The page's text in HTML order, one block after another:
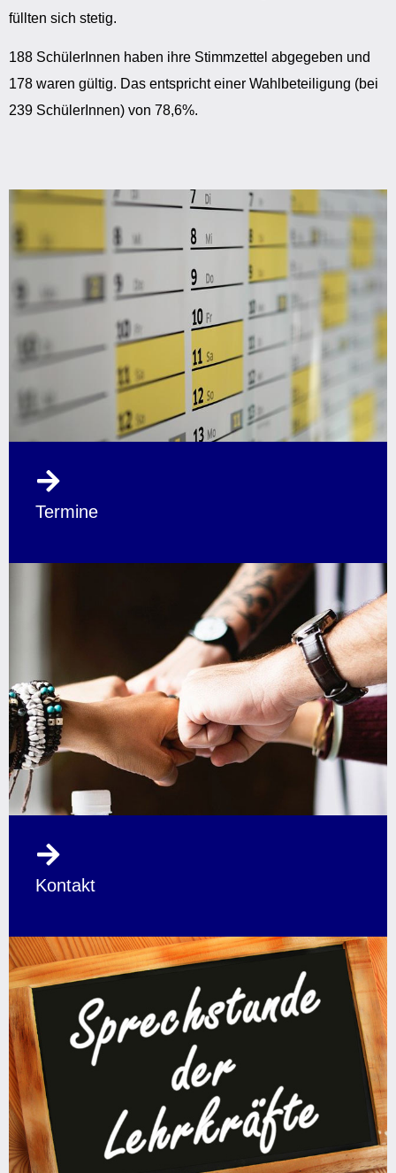
füllten sich stetig.
188 SchülerInnen haben ihre Stimmzettel abgegeben und
178 waren gültig. Das entspricht einer Wahlbeteiligung (bei
239 SchülerInnen) von 78,6%.
Termine
Kontakt